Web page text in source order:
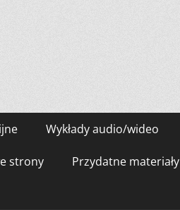
Wykłady audio/wideo
strony Przydatne materiały